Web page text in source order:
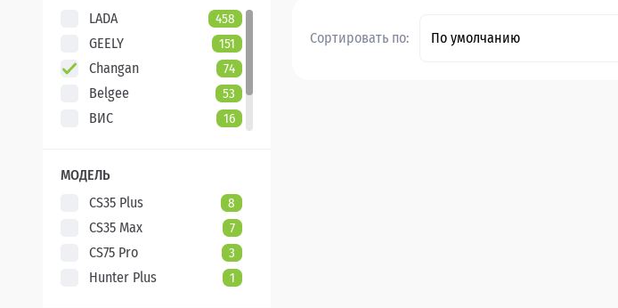
LADA
458
GEELY 151
Changan 74
Belgee 53
ВИС 16
XCITE
МОДЕЛЬ
CS35 Plus
8
CS35 Max 7
CS75 Pro 3
Hunter Plus 1
Сортировать по: По умолчанию